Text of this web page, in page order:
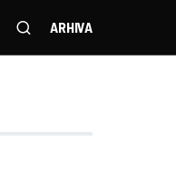
ARHIVA